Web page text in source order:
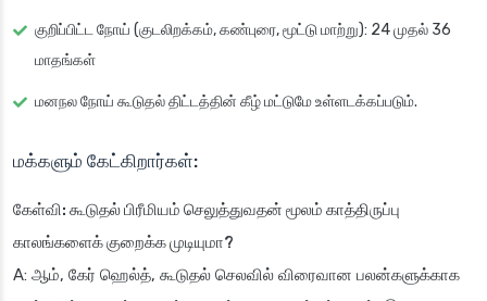
குறிப்பிட்ட நோய் (குடலிறக்கம், கண்புரை, மூட்டு மாற்று): 24 முதல் 36
மாதங்கள்
மனநல நோய் கூடுதல் திட்டத்தின் கீழ் மட்டுமே உள்ளடக்கப்படும்.
மக்களும் கேட்கிறார்கள்:
கேள்வி: கூடுதல் பிரீமியம் செலுத்துவதன் மூலம் காத்திருப்பு
காலங்களைக் குறைக்க முடியுமா?
A: ஆம், கேர் ஹெல்த், கூடுதல் செலவில் விரைவான பலன்களுக்காக